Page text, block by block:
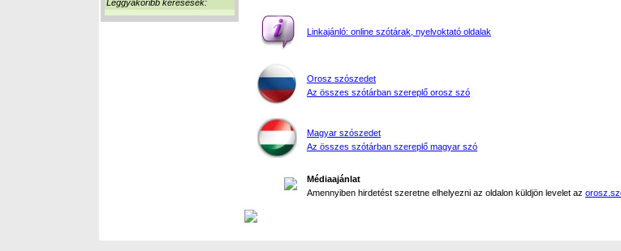
Leggyakoribb keresések:
Linkajánló: online szótárak, nyelvoktató oldalak
Orosz szószedet
Az összes szótárban szereplő orosz szó
Magyar szószedet
Az összes szótárban szereplő magyar szó
Médiaajánlat
Amennyiben hirdetést szeretne elhelyezni az oldalon küldjön levelet az